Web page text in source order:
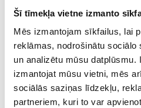
Šī tīmekļa vietne izmanto
Mēs izmantojam sīkfailus, lai
reklāmas, nodrošinātu
un analizētu mūsu datplūsmu.
izmantojat mūsu vietni, mēs
sociālās saziņas līdzekļu,
partneriem, kuri to var
€
PIEVIENOT